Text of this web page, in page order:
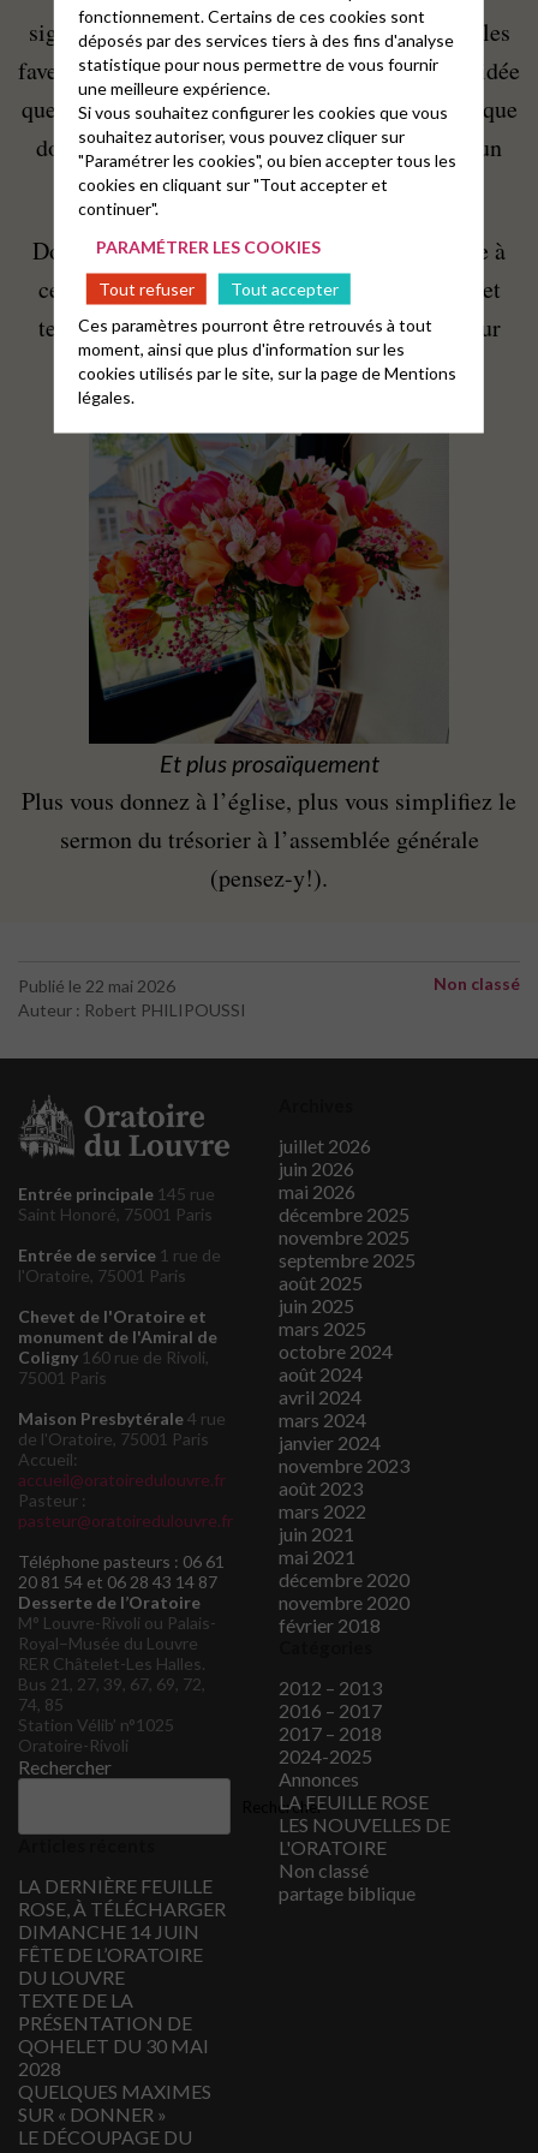
signifie sacrifice rituel obligatoire pour attirer les
faveurs du dieu). On peut néanmoins opposer l’idée
que sacrifice veut aussi dire «faire du sacré» et que
donc contribuer à faire du sacré pourrait être un
moyen de prendre du plaisir à donner.
Donner, c’est aussi faire le don de sa confiance à
ceux et celles qui vont administrer cet argent et
tenter de le transformer en bonne nouvelle pour
chacun et chacune.
Et plus prosaïquement
Plus vous donnez à l’église, plus vous simplifiez le
sermon du trésorier à l’assemblée générale
(pensez-y!).
Publié le 22 mai 2026
Auteur : Robert PHILIPOUSSI
Non classé
Entrée principale 145 rue
Saint Honoré, 75001 Paris
Entrée de service 1 rue de
l'Oratoire, 75001 Paris
Chevet de l'Oratoire et
monument de l'Amiral de
Coligny 160 rue de Rivoli,
75001 Paris
Maison Presbytérale4 rue
de l'Oratoire, 75001 Paris
Accueil:
accueil@oratoiredulouvre.fr
Pasteur :
pasteur@oratoiredulouvre.fr
Téléphone pasteurs : 06 61
20 81 54 et 06 28 43 14 87
Desserte de l’Oratoire
M° Louvre-Rivoli ou Palais-
Royal–Musée du Louvre
RER Châtelet-Les Halles.
Bus 21, 27, 39, 67, 69, 72,
74, 85
Station Vélib’ n°1025
Oratoire-Rivoli
Rechercher
Rechercher
LA DERNIÈRE FEUILLE
ROSE, À TÉLÉCHARGER
DIMANCHE 14 JUIN
FÊTE DE L’ORATOIRE
DU LOUVRE
TEXTE DE LA
PRÉSENTATION DE
QOHELET DU 30 MAI
2028
QUELQUES MAXIMES
SUR « DONNER »
LE DÉCOUPAGE DU
juillet 2026
juin 2026
mai 2026
décembre 2025
novembre 2025
septembre 2025
août 2025
juin 2025
mars 2025
octobre 2024
août 2024
avril 2024
mars 2024
janvier 2024
novembre 2023
août 2023
mars 2022
juin 2021
mai 2021
décembre 2020
novembre 2020
février 2018
2012 – 2013
2016 – 2017
2017 – 2018
2024-2025
Annonces
LA FEUILLE ROSE
LES NOUVELLES DE
L'ORATOIRE
Non classé
partage biblique
fonctionnement. Certains de ces cookies sont
déposés par des services tiers à des fins d'analyse
statistique pour nous permettre de vous fournir
une meilleure expérience.
Si vous souhaitez configurer les cookies que vous
souhaitez autoriser, vous pouvez cliquer sur
"Paramétrer les cookies", ou bien accepter tous les
cookies en cliquant sur "Tout accepter et
continuer".
PARAMÉTRER LES COOKIES
Tout refuser
Tout accepter
Ces paramètres pourront être retrouvés à tout
moment, ainsi que plus d'information sur les
cookies utilisés par le site, sur la page deMentions
légales.